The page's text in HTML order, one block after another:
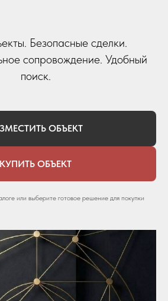
Безопасные сделки.
сопровождение. Удобный
поиск.
ОБЪЕКТ
КУПИТЬ ОБЪЕКТ
или выберите готовое решение для покупки